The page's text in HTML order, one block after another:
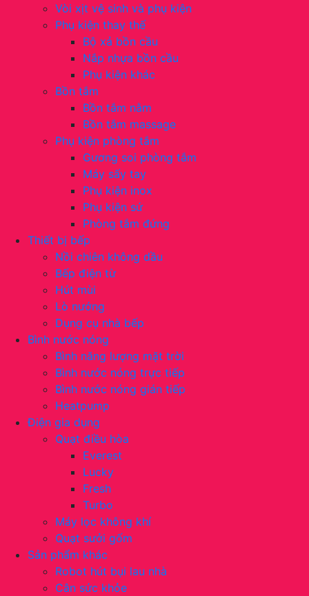
Vòi xịt vệ sinh và phụ kiện
Phụ kiện thay thế
Bộ xả bồn cầu
Nắp nhựa bồn cầu
Phụ kiện khác
Bồn tắm
Bồn tắm nằm
Bồn tắm massage
Phụ kiện phòng tắm
Gương soi phòng tắm
Máy sấy tay
Phụ kiện inox
Phụ kiện sứ
Phòng tắm đứng
Thiết bị bếp
Nồi chiên không dầu
Bếp điện từ
Hút mùi
Lò nướng
Dụng cụ nhà bếp
Bình nước nóng
Bình năng lượng mặt trời
Bình nước nóng trực tiếp
Bình nước nóng gián tiếp
Heatpump
Điện gia dụng
Quạt điều hòa
Everest
Lucky
Fresh
Turbo
Máy lọc không khí
Quạt sưởi gốm
Sản phẩm khác
Robot hút bụi lau nhà
Cân sức khỏe